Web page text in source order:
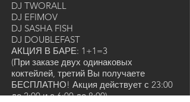
DJ TWORALL
DJ EFIMOV
DJ SASHA FISH
DJ DOUBLEFAST
АКЦИЯ В БАРЕ: 1+1=3
(При заказе двух одинаковых
коктейлей, третий Вы получаете
БЕСПЛАТНО! Акция действует с 23:00
до 2:00 и с 6:00 до 8:00)